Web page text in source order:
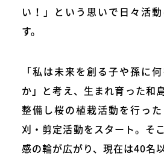
い！」という思いで日々活
す。
「私は未来を創る子や孫に
か」と考え、生まれ育った和
整備し桜の植栽活動を行っ
刈・剪定活動をスタート。そ
感の輪が広がり、現在は40名